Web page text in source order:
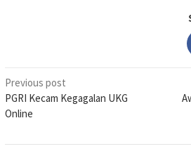
Post
navigation
Previous post
PGRI Kecam Kegagalan UKG
Online